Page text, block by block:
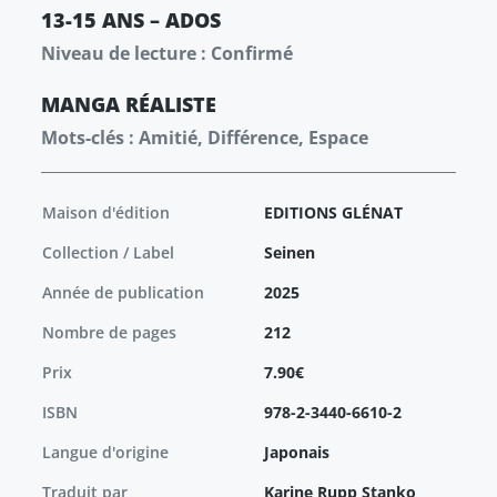
13-15 ANS – ADOS
Niveau de lecture : Confirmé
MANGA RÉALISTE
Mots-clés : Amitié, Différence, Espace
Maison d'édition
EDITIONS GLÉNAT
Collection / Label
Seinen
Année de publication
2025
Nombre de pages
212
Prix
7.90€
ISBN
978-2-3440-6610-2
Langue d'origine
Japonais
Traduit par
Karine Rupp Stanko